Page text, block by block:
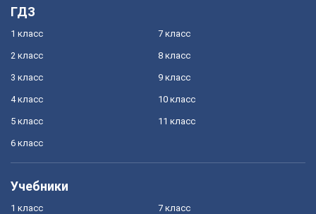
ГДЗ
1 класс
2 класс
3 класс
4 класс
5 класс
6 класс
7 класс
8 класс
9 класс
10 класс
11 класс
Учебники
1 класс 7 класс